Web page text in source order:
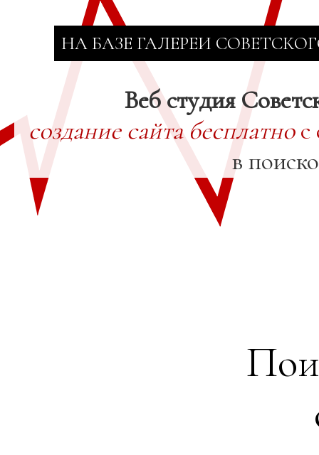
НА БАЗЕ ГАЛЕРЕИ
Веб студия
создание сайта бесплатнос
в